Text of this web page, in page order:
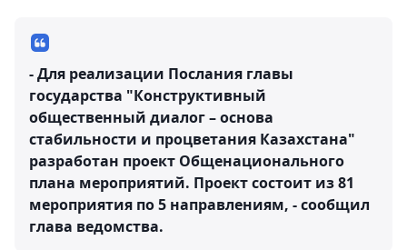
- Для реализации Послания главы
государства "Конструктивный
общественный диалог – основа
стабильности и процветания Казахстана"
разработан проект Общенационального
плана мероприятий. Проект состоит из 81
мероприятия по 5 направлениям, - сообщил
глава ведомства.